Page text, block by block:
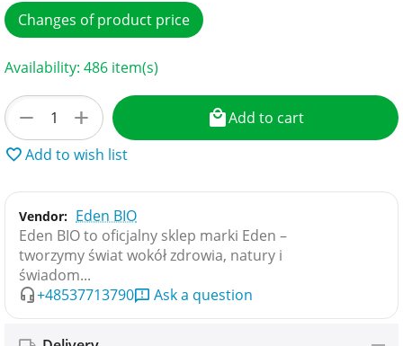
Changes of product price
Availability: 486 item(s)
+
−
Add to cart
Add to wish list
Vendor: Eden BIO
Eden BIO to oficjalny sklep marki Eden –
tworzymy świat wokół zdrowia, natury i
świadom...
+48537713790
Ask a question